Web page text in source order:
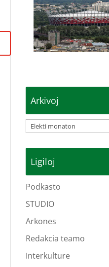
Arkivoj
Arkivoj
Ligiloj
Podkasto
STUDIO
Arkones
Redakcia teamo
Interkulture